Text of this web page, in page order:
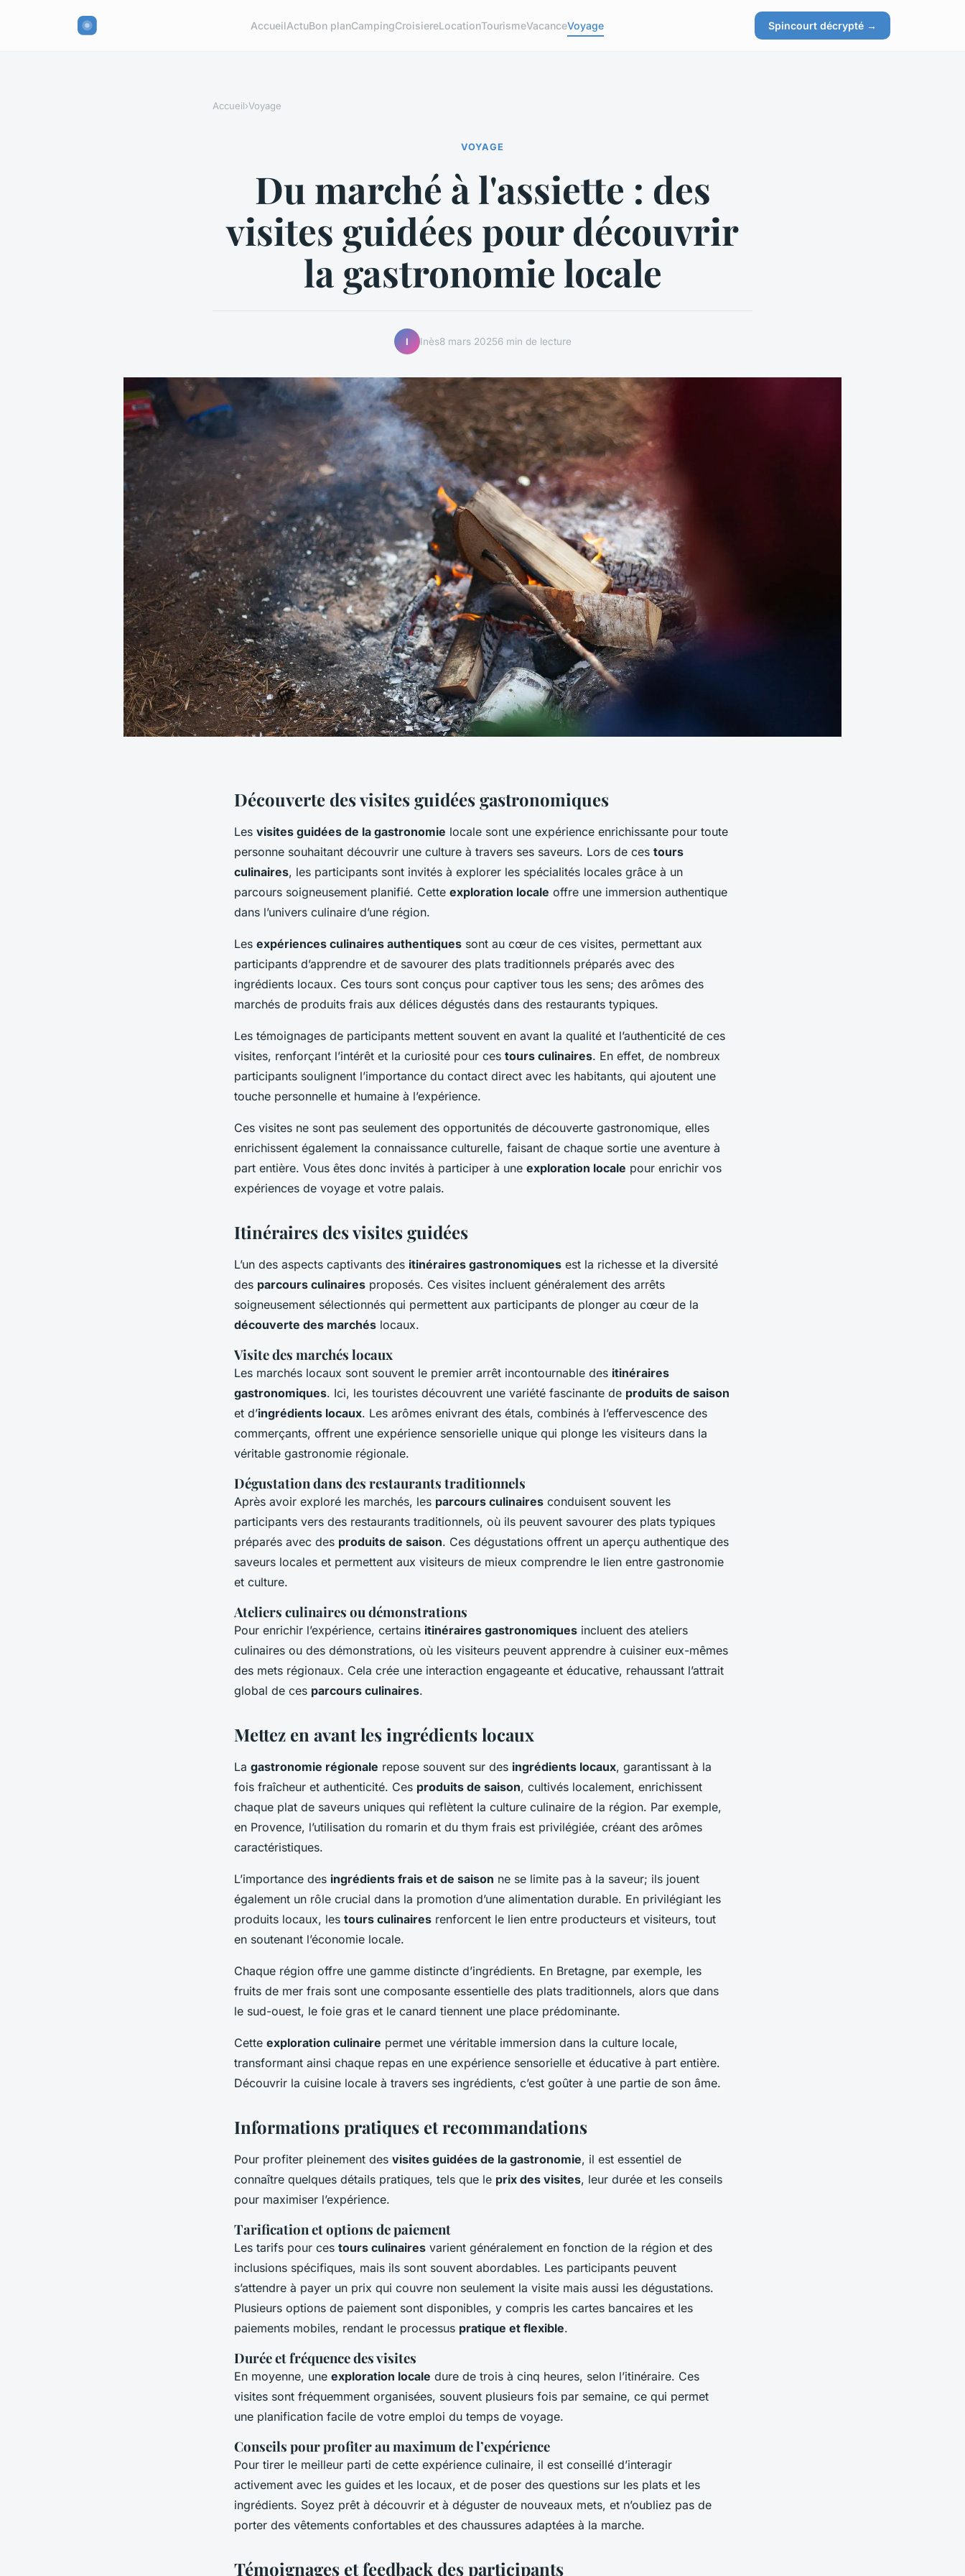
AccueilActuBon planCampingCroisiereLocationTourismeVacanceVoyage Spincourt décrypté →
Accueil›Voyage
VOYAGE
Du marché à l'assiette : des
visites guidées pour découvrir
la gastronomie locale
I Inès8 mars 20256 min de lecture
Découverte des visites guidées gastronomiques
Les visites guidées de la gastronomie locale sont une expérience enrichissante pour toute
personne souhaitant découvrir une culture à travers ses saveurs. Lors de ces tours
culinaires, les participants sont invités à explorer les spécialités locales grâce à un
parcours soigneusement planifié. Cette exploration locale offre une immersion authentique
dans l’univers culinaire d’une région.
Les expériences culinaires authentiques sont au cœur de ces visites, permettant aux
participants d’apprendre et de savourer des plats traditionnels préparés avec des
ingrédients locaux. Ces tours sont conçus pour captiver tous les sens; des arômes des
marchés de produits frais aux délices dégustés dans des restaurants typiques.
Les témoignages de participants mettent souvent en avant la qualité et l’authenticité de ces
visites, renforçant l’intérêt et la curiosité pour ces tours culinaires. En effet, de nombreux
participants soulignent l’importance du contact direct avec les habitants, qui ajoutent une
touche personnelle et humaine à l’expérience.
Ces visites ne sont pas seulement des opportunités de découverte gastronomique, elles
enrichissent également la connaissance culturelle, faisant de chaque sortie une aventure à
part entière. Vous êtes donc invités à participer à une exploration locale pour enrichir vos
expériences de voyage et votre palais.
Itinéraires des visites guidées
L’un des aspects captivants des itinéraires gastronomiques est la richesse et la diversité
des parcours culinaires proposés. Ces visites incluent généralement des arrêts
soigneusement sélectionnés qui permettent aux participants de plonger au cœur de la
découverte des marchés locaux.
Visite des marchés locaux
Les marchés locaux sont souvent le premier arrêt incontournable des itinéraires
gastronomiques. Ici, les touristes découvrent une variété fascinante de produits de saison
et d’ingrédients locaux. Les arômes enivrant des étals, combinés à l’effervescence des
commerçants, offrent une expérience sensorielle unique qui plonge les visiteurs dans la
véritable gastronomie régionale.
Dégustation dans des restaurants traditionnels
Après avoir exploré les marchés, les parcours culinaires conduisent souvent les
participants vers des restaurants traditionnels, où ils peuvent savourer des plats typiques
préparés avec des produits de saison. Ces dégustations offrent un aperçu authentique des
saveurs locales et permettent aux visiteurs de mieux comprendre le lien entre gastronomie
et culture.
Ateliers culinaires ou démonstrations
Pour enrichir l’expérience, certains itinéraires gastronomiques incluent des ateliers
culinaires ou des démonstrations, où les visiteurs peuvent apprendre à cuisiner eux-mêmes
des mets régionaux. Cela crée une interaction engageante et éducative, rehaussant l’attrait
global de ces parcours culinaires.
Mettez en avant les ingrédients locaux
La gastronomie régionale repose souvent sur des ingrédients locaux, garantissant à la
fois fraîcheur et authenticité. Ces produits de saison, cultivés localement, enrichissent
chaque plat de saveurs uniques qui reflètent la culture culinaire de la région. Par exemple,
en Provence, l’utilisation du romarin et du thym frais est privilégiée, créant des arômes
caractéristiques.
L’importance des ingrédients frais et de saison ne se limite pas à la saveur; ils jouent
également un rôle crucial dans la promotion d’une alimentation durable. En privilégiant les
produits locaux, les tours culinaires renforcent le lien entre producteurs et visiteurs, tout
en soutenant l’économie locale.
Chaque région offre une gamme distincte d’ingrédients. En Bretagne, par exemple, les
fruits de mer frais sont une composante essentielle des plats traditionnels, alors que dans
le sud-ouest, le foie gras et le canard tiennent une place prédominante.
Cette exploration culinaire permet une véritable immersion dans la culture locale,
transformant ainsi chaque repas en une expérience sensorielle et éducative à part entière.
Découvrir la cuisine locale à travers ses ingrédients, c’est goûter à une partie de son âme.
Informations pratiques et recommandations
Pour profiter pleinement des visites guidées de la gastronomie, il est essentiel de
connaître quelques détails pratiques, tels que le prix des visites, leur durée et les conseils
pour maximiser l’expérience.
Tarification et options de paiement
Les tarifs pour ces tours culinaires varient généralement en fonction de la région et des
inclusions spécifiques, mais ils sont souvent abordables. Les participants peuvent
s’attendre à payer un prix qui couvre non seulement la visite mais aussi les dégustations.
Plusieurs options de paiement sont disponibles, y compris les cartes bancaires et les
paiements mobiles, rendant le processus pratique et flexible.
Durée et fréquence des visites
En moyenne, une exploration locale dure de trois à cinq heures, selon l’itinéraire. Ces
visites sont fréquemment organisées, souvent plusieurs fois par semaine, ce qui permet
une planification facile de votre emploi du temps de voyage.
Conseils pour profiter au maximum de l’expérience
Pour tirer le meilleur parti de cette expérience culinaire, il est conseillé d’interagir
activement avec les guides et les locaux, et de poser des questions sur les plats et les
ingrédients. Soyez prêt à découvrir et à déguster de nouveaux mets, et n’oubliez pas de
porter des vêtements confortables et des chaussures adaptées à la marche.
Témoignages et feedback des participants